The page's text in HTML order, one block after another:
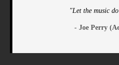
"Let the music
- Joe Perry